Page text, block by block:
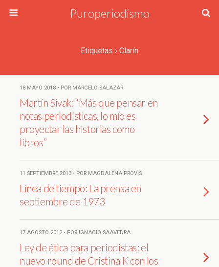
Puroperiodismo
Etiquetas › Clarín
18 MAYO 2018 • POR MARCELO SALAZAR
Martín Sivak: “Más que pensar en
notas periodísticas, lo mío es
proyectar las historias como
libros”
11 SEPTIEMBRE 2013 • POR MAGDALENA PROVIS
Línea de tiempo: La prensa en
septiembre de 1973
17 AGOSTO 2012 • POR IGNACIO SAAVEDRA
Ley de ética para periodistas: el
nuevo round de Cristina K con los